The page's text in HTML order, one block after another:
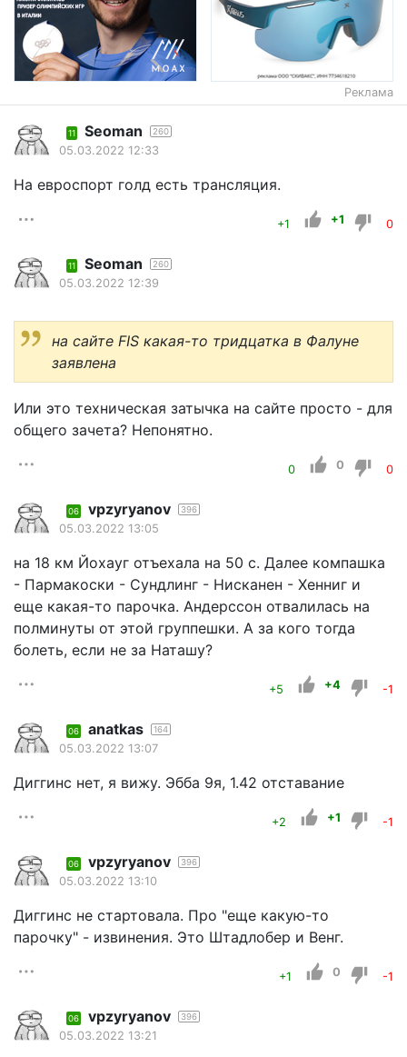
Реклама
11 Seoman 260
05.03.2022 12:33
На евроспорт голд есть трансляция.
+1 +1 0
11 Seoman 260
05.03.2022 12:39
на сайте FIS какая-то тридцатка в Фалуне
заявлена
Или это техническая затычка на сайте просто - для
общего зачета? Непонятно.
0 0 0
06 vpzyryanov 396
05.03.2022 13:05
на 18 км Йохауг отъехала на 50 с. Далее компашка
- Пармакоски - Сундлинг - Нисканен - Хенниг и
еще какая-то парочка. Андерссон отвалилась на
полминуты от этой группешки. А за кого тогда
болеть, если не за Наташу?
+5 +4 -1
06 anatkas 164
05.03.2022 13:07
Диггинс нет, я вижу. Эбба 9я, 1.42 отставание
+2 +1 -1
06 vpzyryanov 396
05.03.2022 13:10
Диггинс не стартовала. Про "еще какую-то
парочку" - извинения. Это Штадлобер и Венг.
+1 0 -1
06 vpzyryanov 396
05.03.2022 13:21